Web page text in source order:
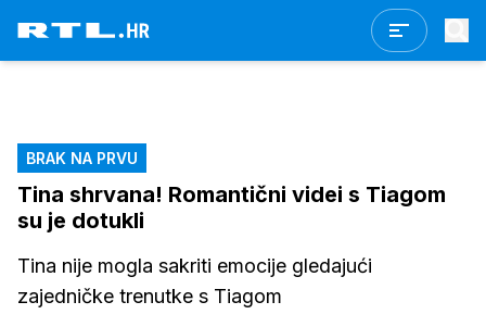
BRAK NA PRVU
Tina shrvana! Romantični videi s Tiagom
su je dotukli
Tina nije mogla sakriti emocije gledajući
zajedničke trenutke s Tiagom